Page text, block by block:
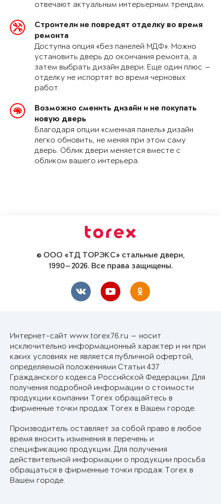
отвечают актуальным интерьерным трендам.
Строители не повредят отделку во время
ремонта
Доступна опция «без панелей МДФ». Можно
установить дверь до окончания ремонта, а
затем выбрать дизайн двери. Еще один плюс —
отделку не испортят во время черновых
работ.
Возможно сменить дизайн и не покупать
новую дверь
Благодаря опции «сменная панель» дизайн
легко обновить, не меняя при этом саму
дверь. Облик двери меняется вместе с
обликом вашего интерьера.
© ООО «ТД ТОРЭКС» стальные двери,
1990—2026. Все права защищены.
Интернет-сайт www.torex76.ru — носит
исключительно информационный характер и ни при
каких условиях не является публичной офертой,
определяемой положениями Статьи 437
Гражданского кодекса Российской Федерации. Для
получения подробной информации о стоимости
продукции компании Torex обращайтесь в
фирменные точки продаж Torex в Вашем городе.
Производитель оставляет за собой право в любое
время вносить изменения в перечень и
спецификацию продукции. Для получения
действительной информации о продукции просьба
обращаться в фирменные точки продаж Torex в
Вашем городе.